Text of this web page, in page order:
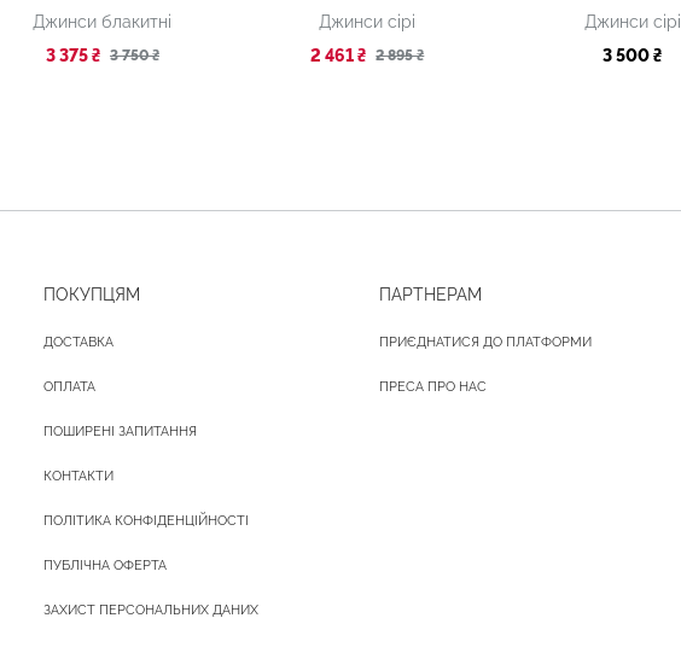
Джинси блакитні
3 375 ₴ 3 750 ₴
Джинси сірі
2 461 ₴ 2 895 ₴
Джинси сірі
3 500 ₴
ПОКУПЦЯМ
ДОСТАВКА
ОПЛАТА
ПОШИРЕНІ ЗАПИТАННЯ
КОНТАКТИ
ПОЛІТИКА КОНФІДЕНЦІЙНОСТІ
ПУБЛІЧНА ОФЕРТА
ЗАХИСТ ПЕРСОНАЛЬНИХ ДАНИХ
ПАРТНЕРАМ
ПРИЄДНАТИСЯ ДО ПЛАТФОРМИ
ПРЕСА ПРО НАС